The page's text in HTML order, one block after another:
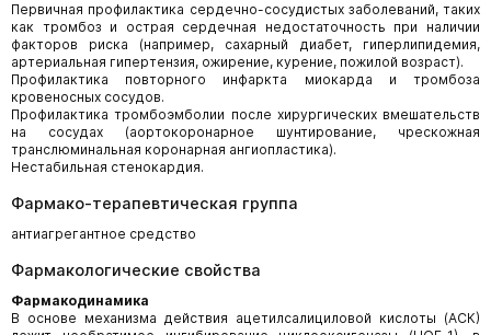
Первичная профилактика сердечно-сосудистых заболеваний, таких
как тромбоз и острая сердечная недостаточность при наличии
факторов риска (например, сахарный диабет, гиперлипидемия,
артериальная гипертензия, ожирение, курение, пожилой возраст).
Профилактика повторного инфаркта миокарда и тромбоза
кровеносных сосудов.
Профилактика тромбоэмболии после хирургических вмешательств
на сосудах (аортокоронарное шунтирование, чрескожная
транслюминальная коронарная ангиопластика).
Нестабильная стенокардия.
Фармако-терапевтическая группа
антиагрегантное средство
Фармакологические свойства
Фармакодинамика
В основе механизма действия ацетилсалициловой кислоты (АСК)